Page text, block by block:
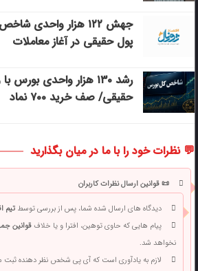
جهش ۱۲۲ هزار واحدی
پول حقیقی در آغاز معاملات
حقیقی/ صف خرید ۷۰۰ نماد
💬 نظرات خود را با ما در میان بگذارید
📜 قوانین ارسال نظرات کاربران
دیدگاه های ارسال شده شما، پس از بررسی توسطتیم
پیام هایی که حاوی توهین، افترا و یا خلافقوانین
نخواهد شد.
لازم به یادآوری است که آی پی شخص نظر دهنده ثبت